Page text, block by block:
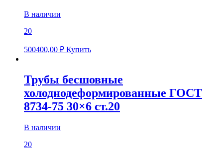
В наличии
20
500400,00 ₽ Купить
Трубы бесшовные
холоднодеформированные ГОСТ
8734-75 30×6 ст.20
В наличии
20